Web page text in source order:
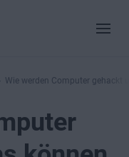
Wie werden Computer gehackt